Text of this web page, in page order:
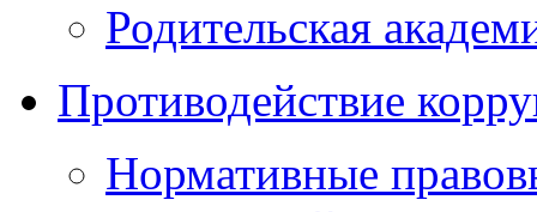
Родительская
Противодействие
Нормативные